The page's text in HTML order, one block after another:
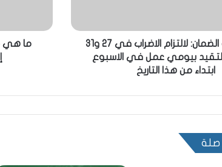
مستخدمو الضمان: لالتزام الاضراب في 27 و31
بيومي عمل في الاسبوع
ابتداء من هذا التاريخ
صلة